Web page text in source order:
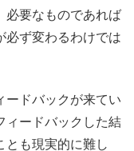
必要なものであれば
必ず変わるわけでは
ードバックが来てい
ィードバックした結
とも現実的に難し